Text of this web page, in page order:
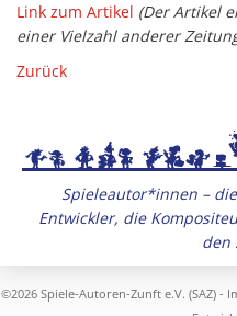
Link zum Artikel (Der Artikel
einer Vielzahl anderer
Zurück
Spieleautor*innen –
Entwickler, die
den
©2026 Spiele-Autoren-Zunft e.V. (SAZ) -